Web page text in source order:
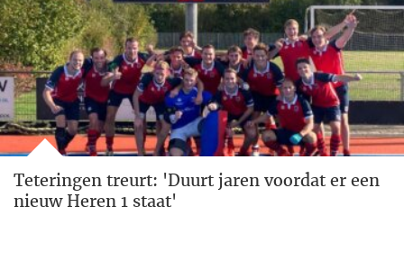
Teteringen treurt: 'Duurt jaren voordat er een
nieuw Heren 1 staat'